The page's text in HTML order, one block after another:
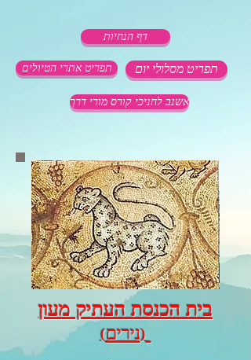
דף הנחיות
תפריט אתרי הטיולים
אשנב לחניכי קורס מורי דרך
תפריט מסלולי יום
בית הכנסת העתיק מעון
(נירים)